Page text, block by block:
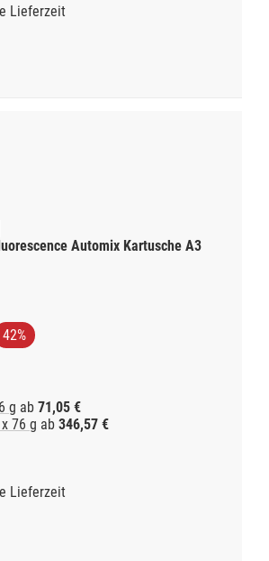
Lieferzeit
Automix Kartusche A3
42%
g ab 71,05 €
76 g ab 346,57 €
Lieferzeit